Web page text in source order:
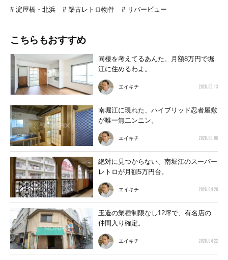
淀屋橋・北浜 築古レトロ物件 リバービュー
こちらもおすすめ
同棲を考えてるあんた、月額8万円で堀
江に住めるわよ。
エイキチ 2026.05.13
南堀江に現れた、ハイブリッド忍者屋敷
が唯一無二ンニン。
エイキチ 2026.05.06
絶対に見つからない、南堀江のスーパー
レトロが月額5万円台。
エイキチ 2026.04.29
玉造の業種制限なし12坪で、有名店の
仲間入り確定。
エイキチ 2026.04.22